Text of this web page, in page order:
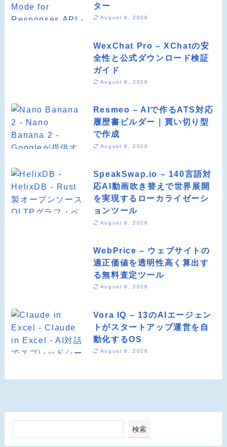
ター
August 8, 2026
WexChat Pro – XChatの安
全性と公式ダウンロード検証
ガイド
August 8, 2026
Resmeo – AIで作るATS対応
履歴書ビルダー｜買い切り型
で作成
August 8, 2026
SpeakSwap.io – 140言語対
応AI動画吹き替えで世界展開
を実現するローカライゼーシ
ョンツール
August 8, 2026
WebPrice – ウェブサイトの
適正価値を透明性高く算出す
る無料査定ツール
August 8, 2026
Vora IQ – 13のAIエージェン
トがスタートアップ運営を自
動化するOS
August 8, 2026
検索